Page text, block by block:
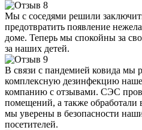
Мы с соседями решили
предотвратить появление
доме. Теперь мы спокойны за
за наших детей.
В связи с пандемией ковида мы
комплексную дезинфекцию
компанию с отзывами. СЭС
помещений, а также обработали
мы уверены в безопасности
посетителей.